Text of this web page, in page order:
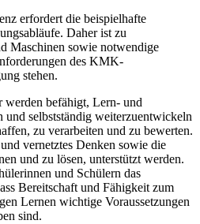
erfordert die beispielhafte
Daher ist zu
Maschinen sowie notwendige
des KMK-
stehen.
werden befähigt, Lern- und
und selbstständig weiterzuentwickeln
zu verarbeiten und zu bewerten.
vernetztes Denken sowie die
und zu lösen, unterstützt werden.
und Schülern das
Bereitschaft und Fähigkeit zum
Lernen wichtige Voraussetzungen
sind.